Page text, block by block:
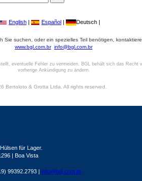
English | Español | Deutsch |
Sie suchen, oder ein spezielles Teil benötigen,
www.bgl.com.br info@bgl.com.br
eventuelle Fehler zu vermeiden. BGL behält sich das Recht
vorherige Ankündigung zu ändern.
Bertoloto & Grotta Ltda. All rights reserved.
für Lager.
| Boa Vista
99392.2793 | info@bgl.com.br